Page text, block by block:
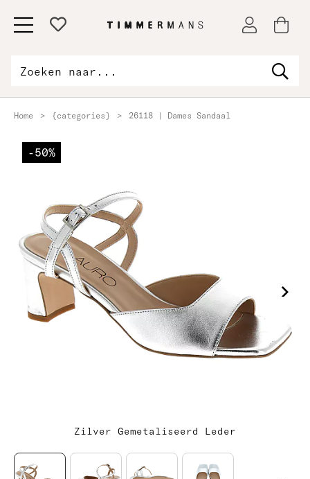
Home > {categories} > 26118 | Dames Sandaal
-50%
Zilver Gemetaliseerd Leder